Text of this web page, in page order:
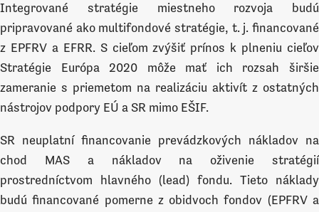
Integrované stratégie miestneho rozvoja budú
pripravované ako multifondové stratégie, t. j. financované
z EPFRV a EFRR. S cieľom zvýšiť prínos k plneniu cieľov
Stratégie Európa 2020 môže mať ich rozsah širšie
zameranie s priemetom na realizáciu aktivít z ostatných
nástrojov podpory EÚ a SR mimo EŠIF.
SR neuplatní financovanie prevádzkových nákladov na
chod MAS a nákladov na oživenie stratégií
prostredníctvom hlavného (lead) fondu. Tieto náklady
budú financované pomerne z obidvoch fondov (EPFRV a